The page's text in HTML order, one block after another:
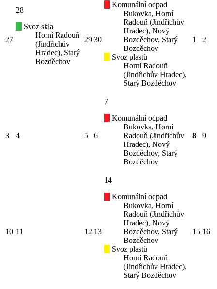
27
28
Svoz skla
Horní Radouň
(Jindřichův
Hradec), Starý
Bozděchov
29 30
Komunální odpad
Bukovka, Horní
Radouň (Jindřichův
Hradec), Nový
Bozděchov, Starý
Bozděchov
Svoz plastů
Horní Radouň
(Jindřichův Hradec),
Starý Bozděchov
1 2
3 4 5 6
7
Komunální odpad
Bukovka, Horní
Radouň (Jindřichův
Hradec), Nový
Bozděchov, Starý
Bozděchov
8 9
10 11 12 13
14
Komunální odpad
Bukovka, Horní
Radouň (Jindřichův
Hradec), Nový
Bozděchov, Starý
Bozděchov
Svoz plastů
Horní Radouň
(Jindřichův Hradec),
Starý Bozděchov
15 16